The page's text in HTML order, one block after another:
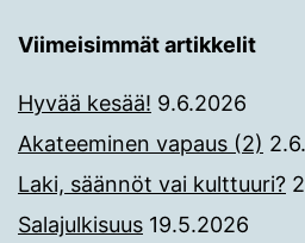
Viimeisimmät artikkelit
Hyvää kesää! 9.6.2026
Akateeminen vapaus (2)
Laki, säännöt vai kulttuuri?
Salajulkisuus 19.5.2026